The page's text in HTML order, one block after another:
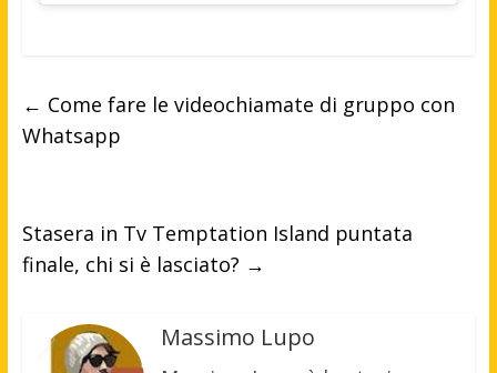
← Come fare le videochiamate di gruppo con
Whatsapp
Stasera in Tv Temptation Island puntata
finale, chi si è lasciato? →
Massimo Lupo